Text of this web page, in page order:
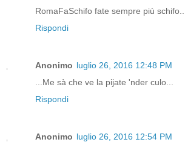
RomaFaSchifo fate sempre più schifo...
Rispondi
Anonimo luglio 26, 2016 12:48 PM
...Me sà che ve la pijate 'nder culo...
Rispondi
Anonimo luglio 26, 2016 12:54 PM